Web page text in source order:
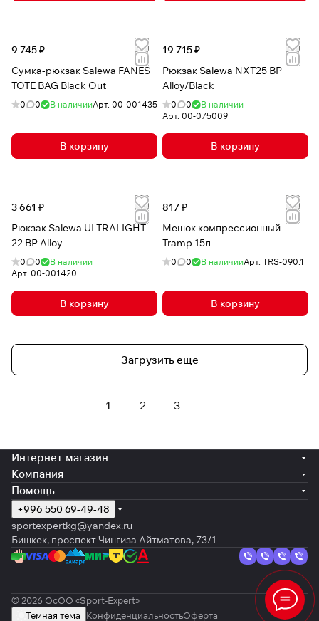
9 745 ₽
Сумка-рюкзак Salewa FANES
TOTE BAG Black Out
0 0 В наличииАрт. 00-001435
В корзину
19 715 ₽
Рюкзак Salewa NXT25 BP
Alloy/Black
0 0
В наличии
Арт. 00-075009
В корзину
3 661 ₽
Рюкзак Salewa ULTRALIGHT
22 BP Alloy
0 0
В наличии
Арт. 00-001420
В корзину
817 ₽
Мешок компрессионный
Tramp 15л
0 0 В наличииАрт. TRS-090.1
В корзину
Загрузить еще
1 2 3
Интернет-магазин
Компания
Помощь
+996 550 69-49-48
sportexpertkg@yandex.ru
Бишкек, проспект Чингиза Айтматова, 73/1
© 2026 ОсОО «Sport-Expert»
Темная тема
КонфиденциальностьОферта